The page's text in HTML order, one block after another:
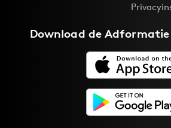
Download deAdformatie